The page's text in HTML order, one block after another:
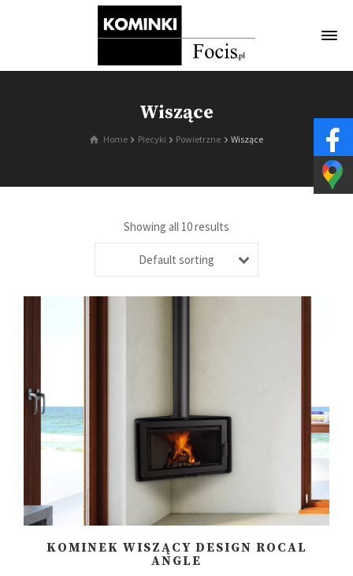
Wiszące
Home Piecyki Powietrzne Wiszące
Showing all 10 results
Default sorting
KOMINEK WISZĄCY DESIGN ROCAL
ANGLE